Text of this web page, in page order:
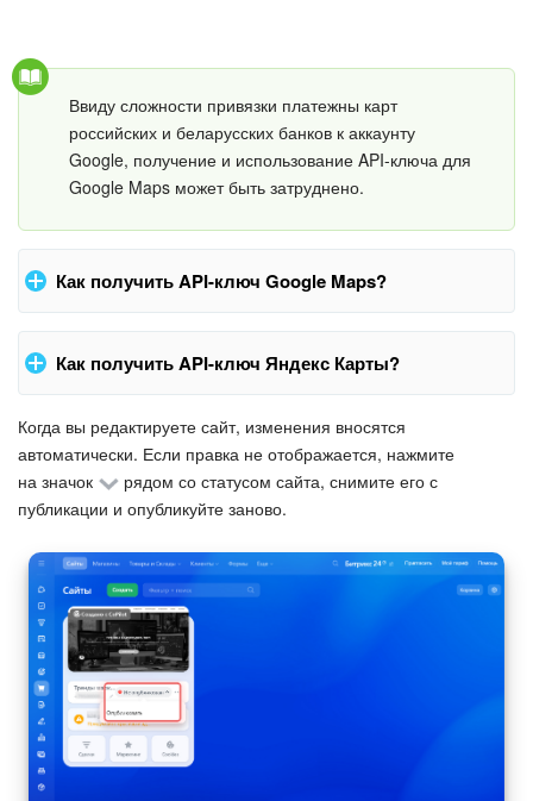
Контакт-центр
Настройки
Телефония
Филиальная сеть
Приложение Битрикс24
Общие вопросы
Битрикс24 в коробке
Изменения в статьях (архив)
ПОЛУЧИТЬ БЕСПЛАТНО
Ввиду сложности привязки платежны карт
российских и беларусских банков к аккаунту
Google, получение и использование API-ключа для
Google Maps может быть затруднено.
Как получить API-ключ Google Maps?
Перейдите на страницу получения ключа
Далее необходимо создать платежный аккаунт для
сервисов Google.
Как получить API-ключ Яндекс Карты?
Зайдите на страницу Кабинета Разработчикаи нажмите
кнопкуПолучить API:
Во всплывающем окне выберите сервис
Когда вы редактируете сайт, изменения вносятся
автоматически. Если правка не отображается, нажмите
на значок
рядом со статусом сайта, снимите его с
публикации и опубликуйте заново.